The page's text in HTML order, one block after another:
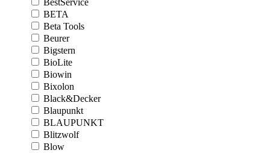
BestService
BETA
Beta Tools
Beurer
Bigstern
BioLite
Biowin
Bixolon
Black&Decker
Blaupunkt
BLAUPUNKT
Blitzwolf
Blow